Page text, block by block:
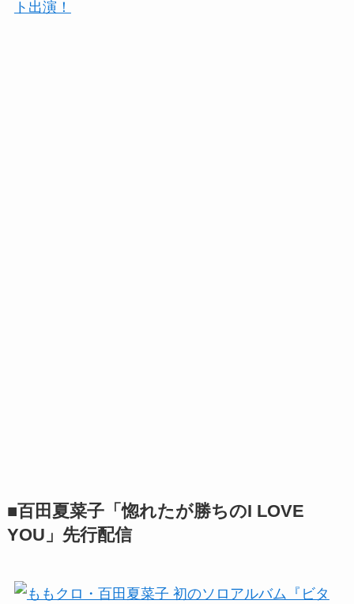
■百田夏菜子「惚れたが勝ちのI LOVE
YOU」先行配信